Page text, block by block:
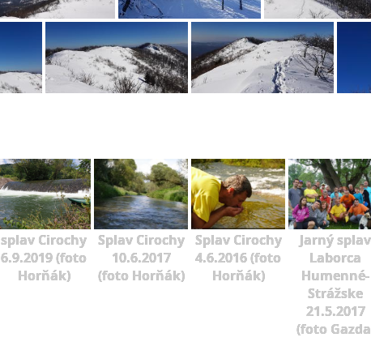
splav Cirochy
6.9.2019 (foto
Horňák)
Splav Cirochy
10.6.2017
(foto Horňák)
Splav Cirochy
4.6.2016 (foto
Horňák)
Jarný splav
Laborca
Humenné-
Strážske
21.5.2017
(foto